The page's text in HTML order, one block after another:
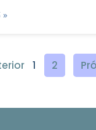
»
1 2